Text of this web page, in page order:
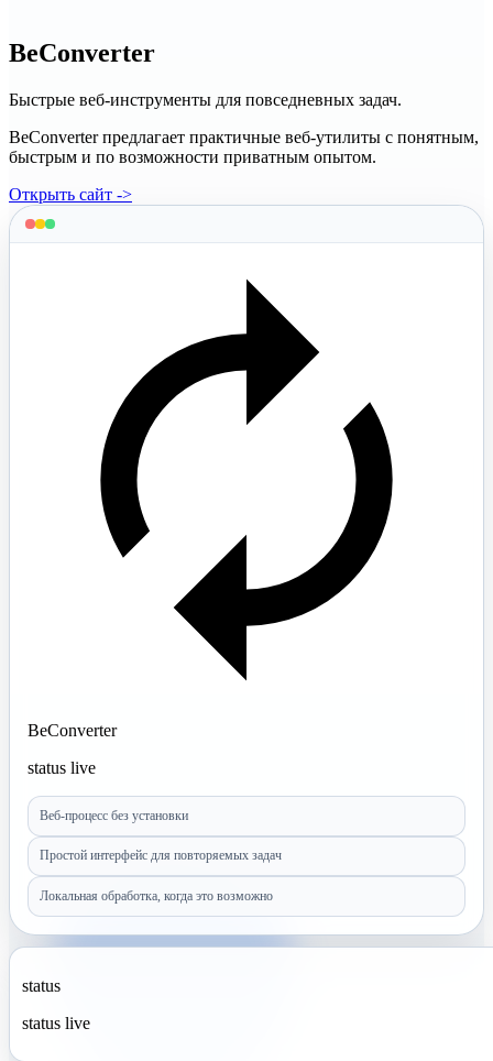
BeConverter
Быстрые веб-инструменты для повседневных задач.
BeConverter предлагает практичные веб-утилиты с понятным,
быстрым и по возможности приватным опытом.
Открыть сайт ->
BeConverter
status live
Веб-процесс без установки
Простой интерфейс для повторяемых задач
Локальная обработка, когда это возможно
status
status live